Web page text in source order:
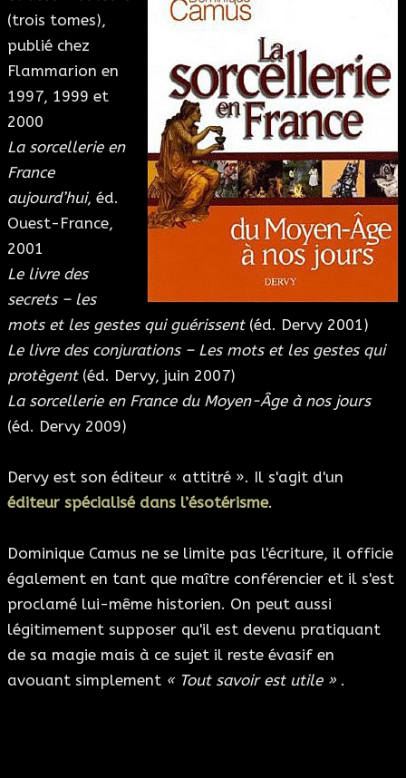
(trois tomes),
publié chez
Flammarion en
1997, 1999 et
2000
La sorcellerie en
France
aujourd’hui, éd.
Ouest-France,
2001
Le livre des
secrets – les
mots et les gestes qui guérissent(éd. Dervy 2001)
Le livre des conjurations – Les mots et les gestes qui
protègent(éd. Dervy, juin 2007)
La sorcellerie en France du Moyen-Âge à nos jours
(éd. Dervy 2009)
Dervy est son éditeur « attitré ». Il s'agit d'un
éditeur spécialisé dans l’ésotérisme.
Dominique Camus ne se limite pas l'écriture, il officie
également en tant que maître conférencier et il s'est
proclamé lui-même historien. On peut aussi
légitimement supposer qu'il est devenu pratiquant
de sa magie mais à ce sujet il reste évasif en
avouant simplement « Tout savoir est utile » .